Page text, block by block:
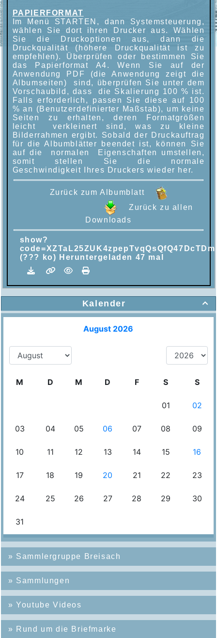

Kalender
» Sammlergruppe Breisach
» Sammlungen
»Youtube Videos
» Rund um die Briefmarke
PAPIERFORMAT
Im Menü STARTEN, dann Systemsteuerung,
wählen Sie dort ihren Drucker aus. Wählen
Sie die Druckoptionen aus, dann die
Druckqualität (höhere Druckqualität ist zu
empfehlen). Überprüfen oder bestimmen Sie
das Papierformat A4. Wenn Sie auf der
Anwendung PDF (die Anwendung zeigt die
Albumseiten) sind, überprüfen Sie unter dem
Vorschaubild, dass die Skalierung 100 % ist.
Falls erforderlich, passen Sie diese auf 100
% an (Benutzerdefinierter Maßstab), um keine
Seiten zu erhalten, deren Formatgrößen
leicht verkleinert sind, was zu kleine
Bilderrahmen ergibt. Sobald der Druckauftrag
für die Albumblätter beendet ist, können Sie
auf die normalen Eigenschaften umstellen,
somit stellen Sie die normale
Geschwindigkeit Ihres Druckers wieder her.
Zurück zum Albumblatt
Zurück zu allen
Downloads
show?
(??? ko) Heruntergeladen 47 mal